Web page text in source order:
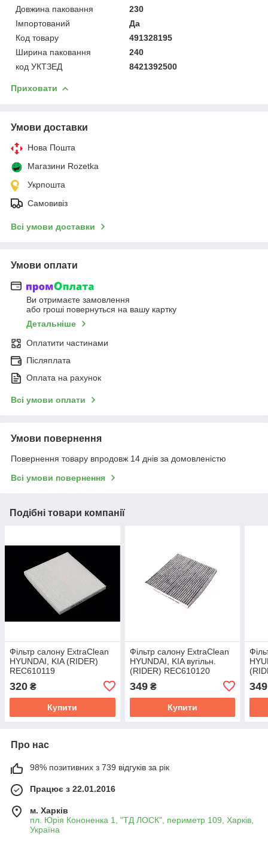
Довжина паковання
230
Імпортований
Да
Код товару
491328195
Ширина паковання
240
код УКТЗЕД
8421392500
Приховати
Умови доставки
Нова Пошта
Магазини Rozetka
Укрпошта
Самовивіз
Всі умови доставки
Умови оплати
Ви отримаєте замовлення
або гроші повернуться на вашу картку
Детальніше
Оплатити частинами
Післяплата
Оплата на рахунок
Всі умови оплати
Умови повернення
Повернення товару впродовж 14 днів за домовленістю
Всі умови повернення
Подібні товари компанії
Фільтр салону ExtraClean
HYUNDAI, KIA (RIDER)
REC610119
320 ₴
Купити
Фільтр салону ExtraClean
HYUNDAI, KIA вугільн.
(RIDER) REC610120
349₴
Купити
349
Про нас
98% позитивних з 739 відгуків за рік
Працює з 22.01.2016
м. Харків
пл. Юрія Кононенка 1, "ТД ЛОСК", периметр 109, Харків,
Україна